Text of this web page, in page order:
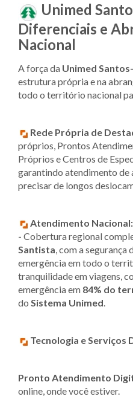
Unimed
Diferenciais e
Nacional
A força da Unimed
estrutura própria e na
todo o território nacional
Rede Própria de
próprios, Prontos
Próprios e Centros de
garantindo atendimento de
precisar de longos
Atendimento Nacional:
- Cobertura regional
Santista, com a segurança
emergência em todo o
tranquilidade em viagens,
emergência em 84% do
do Sistema Unimed.
Tecnologia e Serviços
Pronto Atendimento
online, onde você estiver.